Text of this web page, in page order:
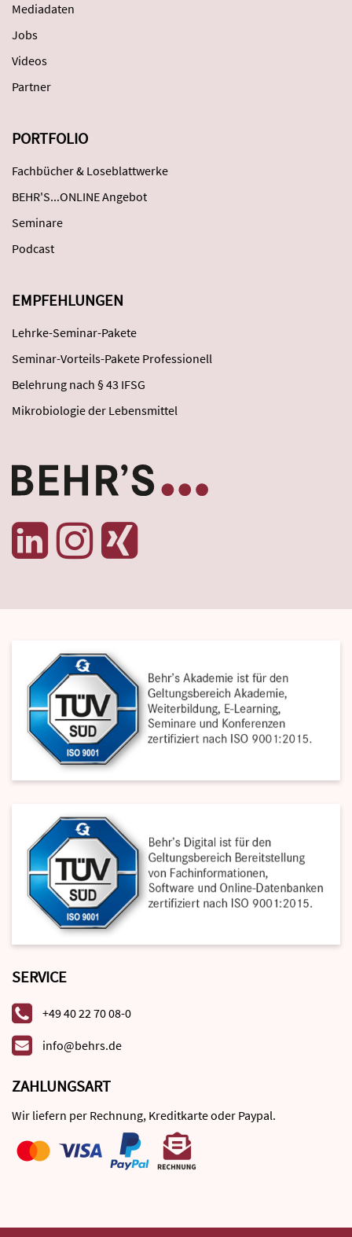
Mediadaten
Jobs
Videos
Partner
PORTFOLIO
Fachbücher & Loseblattwerke
BEHR'S...ONLINE Angebot
Seminare
Podcast
EMPFEHLUNGEN
Lehrke-Seminar-Pakete
Seminar-Vorteils-Pakete Professionell
Belehrung nach § 43 IFSG
Mikrobiologie der Lebensmittel
SERVICE
+49 40 22 70 08-0
info@behrs.de
ZAHLUNGSART
Wir liefern per Rechnung, Kreditkarte oder Paypal.